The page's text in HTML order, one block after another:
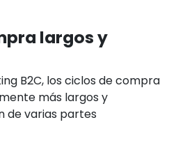
largos y
B2C, los ciclos de compra
más largos y
de varias partes